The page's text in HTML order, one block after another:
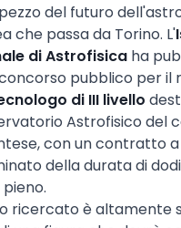
del futuro
che passa da Torino. L'
di Astrofisica ha
pubblico per il
di III livello
Astrofisico del
con un contratto
della durata di
ricercato è altamente